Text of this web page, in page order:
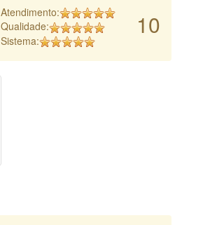
10
Atendimento:
Qualidade:
Sistema: